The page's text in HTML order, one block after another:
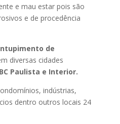
e mau estar pois são
e de procedência
de
diversas cidades
Paulista e Interior.
indústrias,
dentro outros locais 24